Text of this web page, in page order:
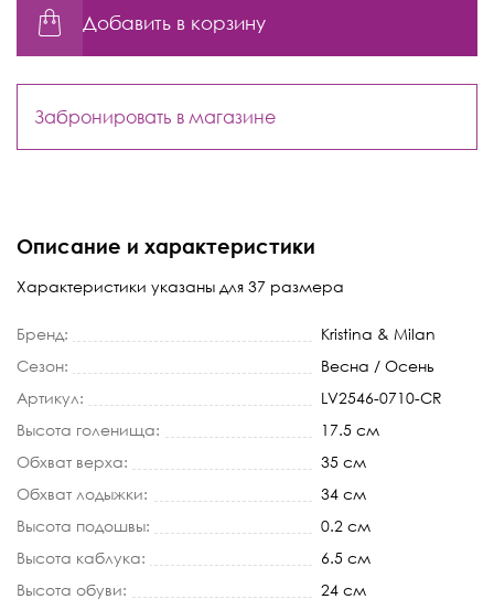
Добавить в корзину
Забронировать в магазине
Описание и характеристики
Характеристики указаны для 37 размера
Бренд:
Kristina & Milan
Сезон:
Весна / Осень
Артикул:
LV2546-0710-CR
Высота голенища:
17.5 см
Обхват верха:
35 см
Обхват лодыжки:
34 см
Высота подошвы:
0.2 см
Высота каблука:
6.5 см
Высота обуви:
24 см